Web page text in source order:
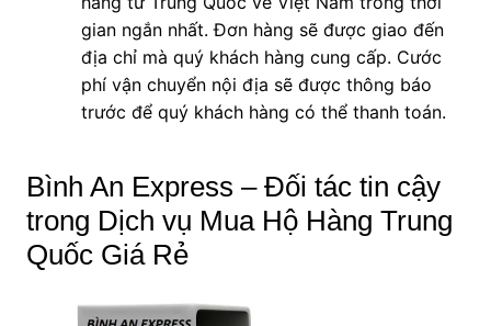
gian ngắn nhất. Đơn hàng sẽ được giao đến
địa chỉ mà quý khách hàng cung cấp. Cước
phí vận chuyển nội địa sẽ được thông báo
trước để quý khách hàng có thể thanh toán.
Bình An Express – Đối tác tin cậy
trong Dịch vụ Mua Hộ Hàng Trung
Quốc Giá Rẻ